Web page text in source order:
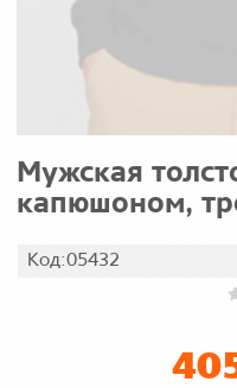
Мужская
капюшоном,
Код:05432